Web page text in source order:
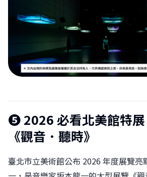
❺ 2026 必看北美館特
《觀音．聽時》
臺北市立美術館公布 2026 年度展覽亮